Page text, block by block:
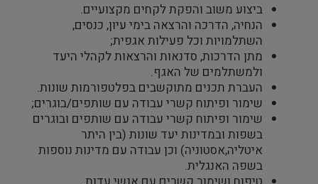
ביצוע משוב והפקת לקחים מקצועיים.
הנחיה, הדרכה והרצאה בימי עיון, כנסים,
השתלמויות וכל פעילות אגפית;
מתן הדרכות, סדנאות והרצאות לקהלי היעד
ולמשתלמים של האגף.
העברת תכנים מתוקשבים בפלטפורמות שונות.
שימור ופיתוח קשרי עבודה עם שותפים/בוגרים;
שימור ופיתוח קשרי עבודה עם שותפים ובוגרים
בשפות ובמדינות יעד שונות (בין היתר
איטליה,אסטוניה) וכן עבודה עם מדינות נוספות
בשפה האנגלית.